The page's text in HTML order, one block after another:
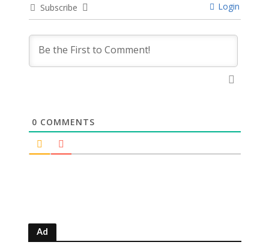
Subscribe Login
0 COMMENTS
Ad